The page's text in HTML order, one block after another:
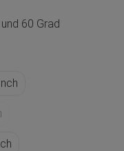
60 Grad